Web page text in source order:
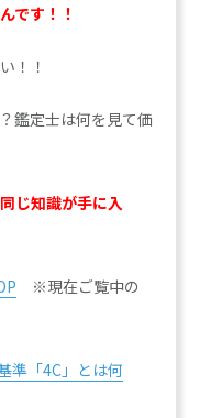
です！！
！！
鑑定士は何を見て価
じ知識が手に入
※現在ご覧中の
準「4C」とは何